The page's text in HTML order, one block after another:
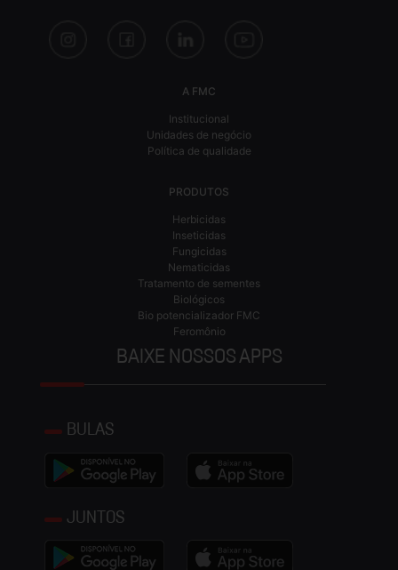
A FMC
Institucional
Unidades de negócio
Política de qualidade
PRODUTOS
Herbicidas
Inseticidas
Fungicidas
Nematicidas
Tratamento de sementes
Biológicos
Bio potencializador FMC
Feromônio
BAIXE NOSSOS APPS
BULAS
JUNTOS